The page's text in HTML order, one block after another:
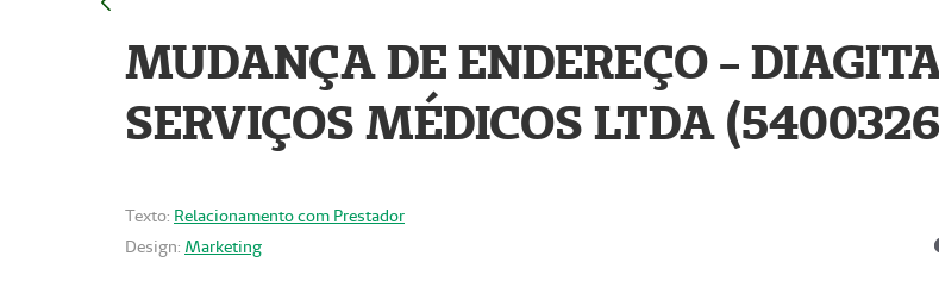
MUDANÇA DE ENDEREÇO -
SERVIÇOS MÉDICOS LTDA
Texto: Relacionamento com Prestador
Design: Marketing